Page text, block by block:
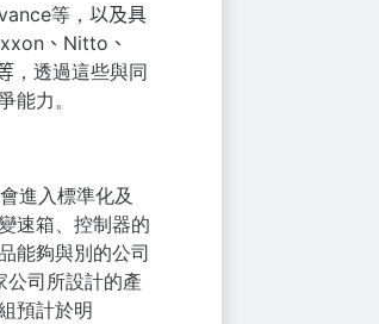
等， 以及具
、Nitto、
，透過這些與同
能力。
進入標準化及
速箱、控制器的
能夠與別的公司
公司所設計的產
預計於明